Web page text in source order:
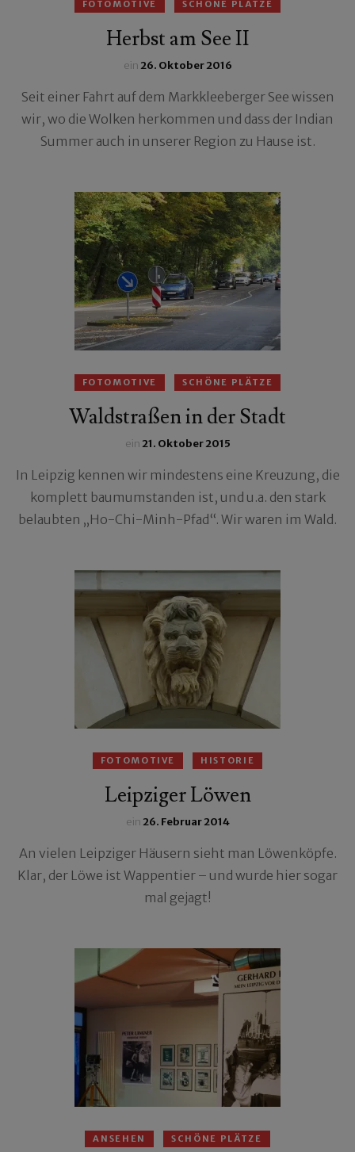
FOTOMOTIVE SCHÖNE PLÄTZE
Herbst am See II
ein26. Oktober 2016
Seit einer Fahrt auf dem Markkleeberger See wissen
wir, wo die Wolken herkommen und dass der Indian
Summer auch in unserer Region zu Hause ist.
FOTOMOTIVE SCHÖNE PLÄTZE
Waldstraßen in der Stadt
ein21. Oktober 2015
In Leipzig kennen wir mindestens eine Kreuzung, die
komplett baumumstanden ist, und u.a. den stark
belaubten „Ho-Chi-Minh-Pfad“. Wir waren im Wald.
FOTOMOTIVE HISTORIE
Leipziger Löwen
ein26. Februar 2014
An vielen Leipziger Häusern sieht man Löwenköpfe.
Klar, der Löwe ist Wappentier – und wurde hier sogar
mal gejagt!
ANSEHEN SCHÖNE PLÄTZE